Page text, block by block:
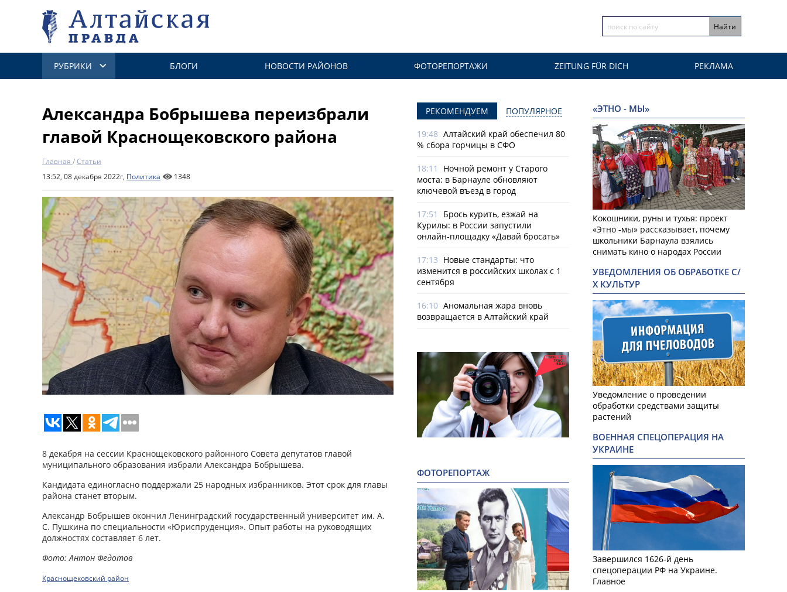
РУБРИКИ БЛОГИ НОВОСТИ РАЙОНОВ ФОТОРЕПОРТАЖИ ZEITUNG FÜR DICH РЕКЛАМА
Александра Бобрышева переизбрали
главой Краснощековского района
Главная /Статьи
13:52, 08 декабря 2022г, Политика 1348
8 декабря на сессии Краснощековского районного Совета депутатов главой
муниципального образования избрали Александра Бобрышева.
Кандидата единогласно поддержали 25 народных избранников. Этот срок для главы
района станет вторым.
Александр Бобрышев окончил Ленинградский государственный университет им. А.
С. Пушкина по специальности «Юриспруденция». Опыт работы на руководящих
должностях составляет 6 лет.
Фото: Антон Федотов
Краснощековский район
РЕКОМЕНДУЕМ ПОПУЛЯРНОЕ
19:48 Алтайский край обеспечил 80
% сбора горчицы в СФО
18:11
Ночной ремонт у Старого
моста: в Барнауле обновляют
ключевой въезд в город
17:51
Брось курить, езжай на
Курилы: в России запустили
онлайн-­площадку «Давай бросать»
17:13 Новые стандарты: что
изменится в российских школах с 1
сентября
16:10 Аномальная жара вновь
возвращается в Алтайский край
ФОТОРЕПОРТАЖ
«ЭТНО - МЫ»
Кокошники, руны и тухья: проект
«Этно -мы» рассказывает, почему
школьники Барнаула взялись
снимать кино о народах России
УВЕДОМЛЕНИЯ ОБ ОБРАБОТКЕ С/
Х КУЛЬТУР
Уведомление о проведении
обработки средствами защиты
растений
ВОЕННАЯ СПЕЦОПЕРАЦИЯ НА
УКРАИНЕ
Завершился 1626-й день
спецоперации РФ на Украине.
Главное